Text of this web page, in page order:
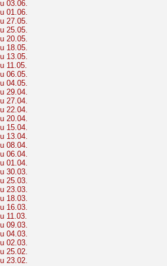
03.06.
01.06.
27.05.
25.05.
20.05.
18.05.
13.05.
11.05.
06.05.
04.05.
29.04.
27.04.
22.04.
20.04.
15.04.
13.04.
08.04.
06.04.
01.04.
30.03.
25.03.
23.03.
18.03.
16.03.
11.03.
09.03.
04.03.
02.03.
25.02.
23.02.